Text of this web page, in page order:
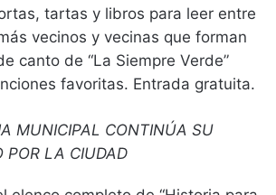
tartas y libros para leer entre
vecinos y vecinas que forman
canto de “La Siempre Verde”
favoritas. Entrada gratuita.
MUNICIPAL CONTINÚA SU
POR LA CIUDAD